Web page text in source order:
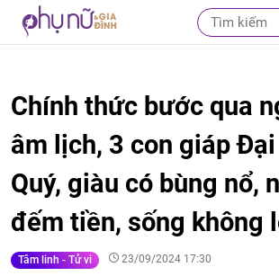
Chính thức bước qua
âm lịch, 3 con giáp
Quý, giàu có bùng nổ,
đếm tiền, sống không
Tâm linh - Tử vi 23/09/2024 17:30